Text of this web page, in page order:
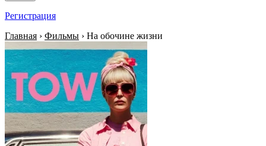
Регистрация
Главная › Фильмы › На обочине жизни